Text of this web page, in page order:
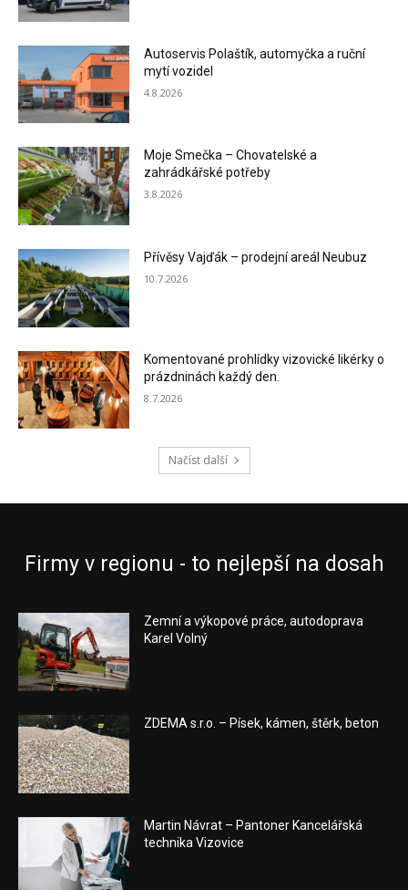
Autoservis Polaštík, automyčka a ruční
mytí vozidel
4.8.2026
Moje Smečka – Chovatelské a
zahrádkářské potřeby
3.8.2026
Přívěsy Vajďák – prodejní areál Neubuz
10.7.2026
Komentované prohlídky vizovické likérky o
prázdninách každý den.
8.7.2026
Načíst další
Firmy v regionu - to nejlepší na dosah
Zemní a výkopové práce, autodoprava
Karel Volný
ZDEMA s.r.o. – Písek, kámen, štěrk, beton
Martin Návrat – Pantoner Kancelářská
technika Vizovice